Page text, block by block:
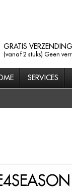
GRATIS VERZENDING
(vanaf 2 stuks) Geen
SERVICES